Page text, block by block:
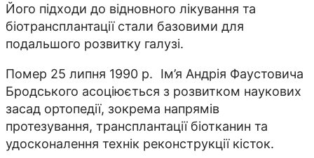
Його підходи до відновного лікування та
біотрансплантації стали базовими для
подальшого розвитку галузі.
Помер 25 липня 1990 р. Ім’я Андрія Фаустовича
Бродського асоціюється з розвитком наукових
засад ортопедії, зокрема напрямів
протезування, трансплантації біотканин та
удосконалення технік реконструкції кісток.